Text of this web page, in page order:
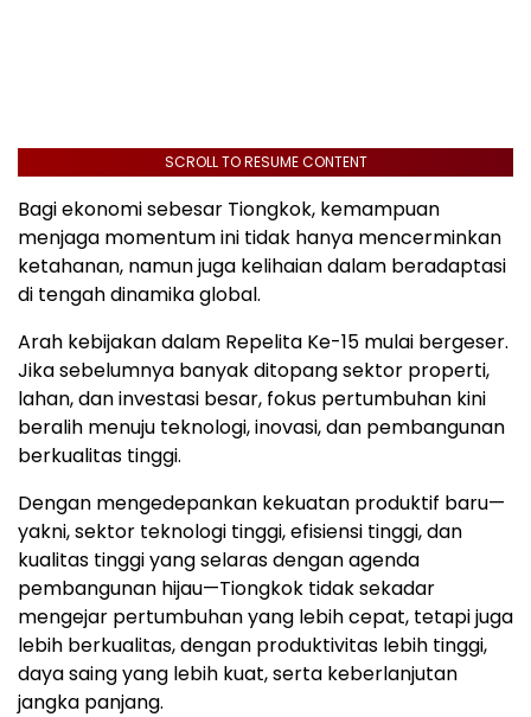
SCROLL TO RESUME CONTENT
Bagi ekonomi sebesar Tiongkok, kemampuan
menjaga momentum ini tidak hanya mencerminkan
ketahanan, namun juga kelihaian dalam beradaptasi
di tengah dinamika global.
Arah kebijakan dalam Repelita Ke-15 mulai bergeser.
Jika sebelumnya banyak ditopang sektor properti,
lahan, dan investasi besar, fokus pertumbuhan kini
beralih menuju teknologi, inovasi, dan pembangunan
berkualitas tinggi.
Dengan mengedepankan kekuatan produktif baru—
yakni, sektor teknologi tinggi, efisiensi tinggi, dan
kualitas tinggi yang selaras dengan agenda
pembangunan hijau—Tiongkok tidak sekadar
mengejar pertumbuhan yang lebih cepat, tetapi juga
lebih berkualitas, dengan produktivitas lebih tinggi,
daya saing yang lebih kuat, serta keberlanjutan
jangka panjang.